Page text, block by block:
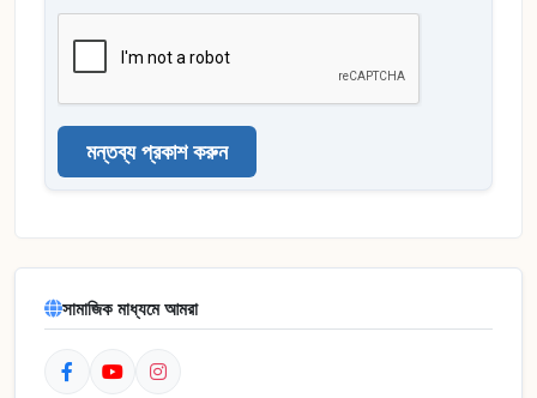
মন্তব্য প্রকাশ করুন
সামাজিক মাধ্যমে আমরা